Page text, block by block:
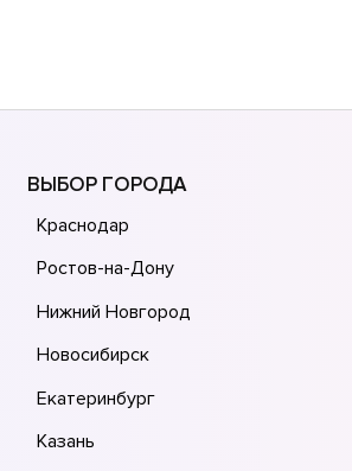
ВЫБОР ГОРОДА
Краснодар
Ростов-на-Дону
Нижний Новгород
Новосибирск
Екатеринбург
Казань